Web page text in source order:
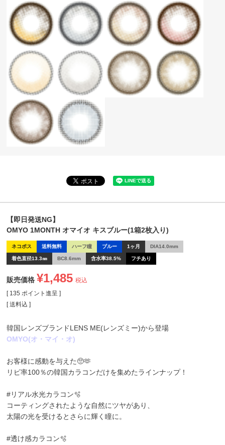
【即日発送NG】
OMYO 1MONTH オマイオ キスブルー(1箱2枚入り)
ネコポス 送料無料 ハーフ瞳 ブルー 1ヶ月 DIA14.0mm
着色直径13.3㎜ BC8.6mm 含水率38.5% フチあり
販売価格 ¥1,485 税込
[ 135 ポイント進呈 ]
送料込
韓国レンズブランドLENS ME(レンズミー)から登場
OMYO(オ・マイ・オ)
お客様に感動を与えた🥺🫶
リピ率100％の韓国カラコンだけを集めたラインナップ！
#リアル水光カラコン🫧
コーティングされたような自然にツヤがあり、
太陽の光を受けるとさらに輝く瞳に。
#透け感カラコン🫧